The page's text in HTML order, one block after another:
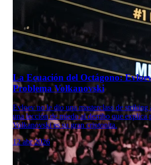
Laboratorio Técnico
La Ecuación del Octágono:
Problema Volkanovski
Evloev no le dio una masterclass de
una lección de miedo al derribo que explica
Volkanovski es su gran criptonita.
12 abr 2026